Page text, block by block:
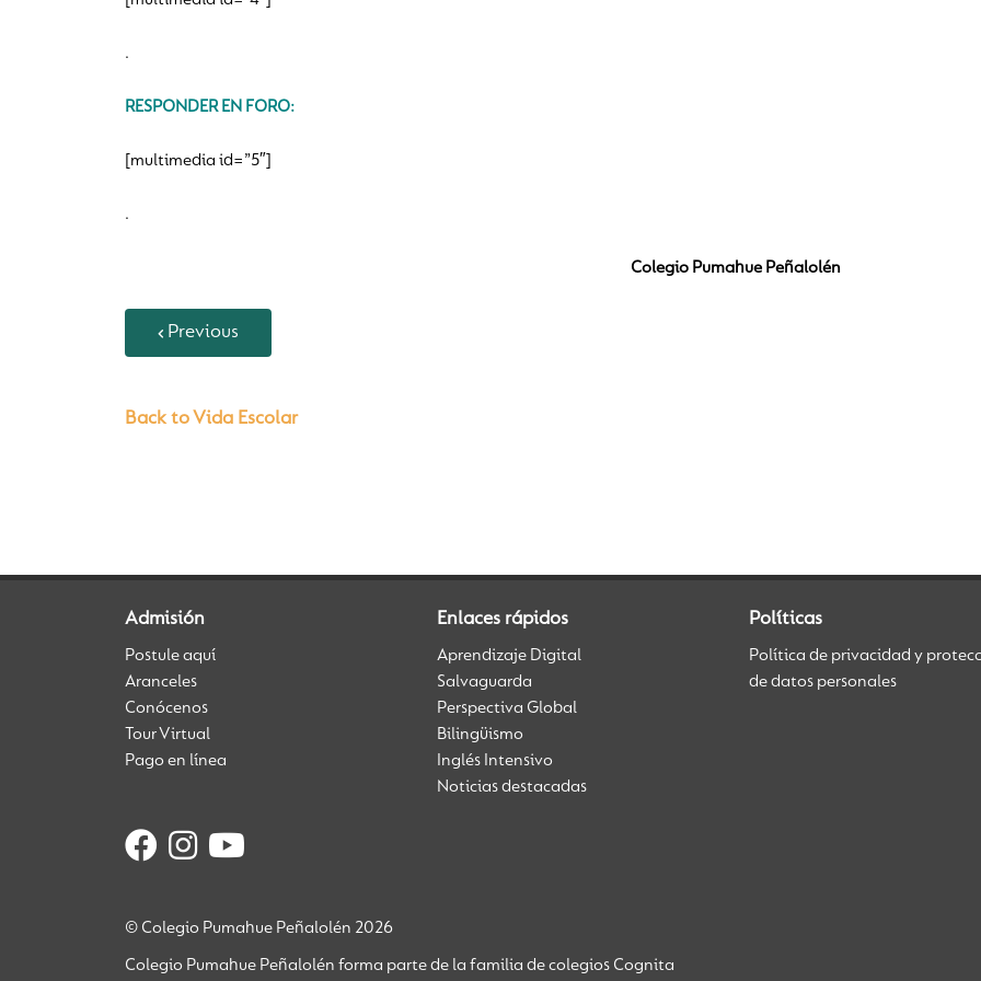
.
RESPONDER EN FORO:
[multimedia id=”5″]
.
Colegio Pumahue Peñalolén
Previous
Back to Vida Escolar
Admisión
Postule aquí
Aranceles
Conócenos
Tour Virtual
Pago en línea
Enlaces rápidos
Aprendizaje Digital
Salvaguarda
Perspectiva Global
Bilingüismo
Inglés Intensivo
Noticias destacadas
Políticas
Política de privacidad y
de datos personales
© Colegio Pumahue Peñalolén 2026
Colegio Pumahue Peñalolén forma parte de la familia de colegios Cognita